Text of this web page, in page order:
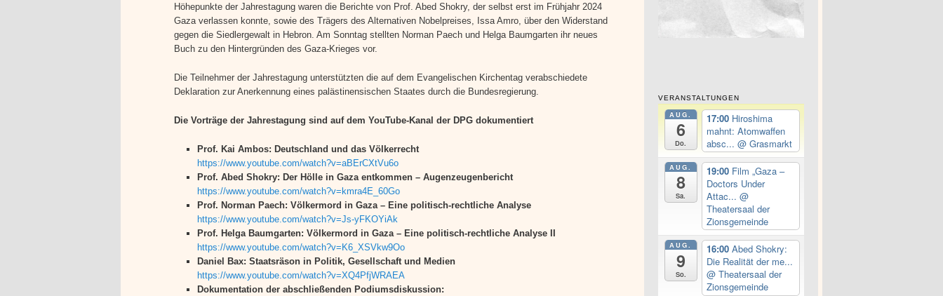
Höhepunkte der Jahrestagung waren die Berichte von Prof. Abed Shokry, der selbst erst im Frühjahr 2024
Gaza verlassen konnte, sowie des Trägers des Alternativen Nobelpreises, Issa Amro, über den Widerstand
gegen die Siedlergewalt in Hebron. Am Sonntag stellten Norman Paech und Helga Baumgarten ihr neues
Buch zu den Hintergründen des Gaza-Krieges vor.
Die Teilnehmer der Jahrestagung unterstützten die auf dem Evangelischen Kirchentag verabschiedete
Deklaration zur Anerkennung eines palästinensischen Staates durch die Bundesregierung.
Die Vorträge der Jahrestagung sind auf dem YouTube-Kanal der DPG dokumentiert
Prof. Kai Ambos: Deutschland und das Völkerrecht
https://www.youtube.com/watch?v=aBErCXtVu6o
Prof. Abed Shokry: Der Hölle in Gaza entkommen – Augenzeugenbericht
https://www.youtube.com/watch?v=kmra4E_60Go
Prof. Norman Paech: Völkermord in Gaza – Eine politisch-rechtliche Analyse
https://www.youtube.com/watch?v=Js-yFKOYiAk
Prof. Helga Baumgarten: Völkermord in Gaza – Eine politisch-rechtliche Analyse II
https://www.youtube.com/watch?v=K6_XSVkw9Oo
Daniel Bax: Staatsräson in Politik, Gesellschaft und Medien
https://www.youtube.com/watch?v=XQ4PfjWRAEA
Dokumentation der abschließenden Podiumsdiskussion:
VERANSTALTUNGEN
AUG.
6
Do.
17:00 Hiroshima
mahnt: Atomwaffen
absc... @ Grasmarkt
AUG.
8
Sa.
19:00 Film „Gaza –
Doctors Under
Attac... @
Theatersaal der
Zionsgemeinde
AUG.
9
So.
16:00 Abed Shokry:
Die Realität der me...
@ Theatersaal der
Zionsgemeinde